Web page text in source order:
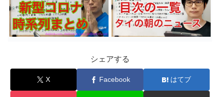
シェアする
X Facebook はてブ